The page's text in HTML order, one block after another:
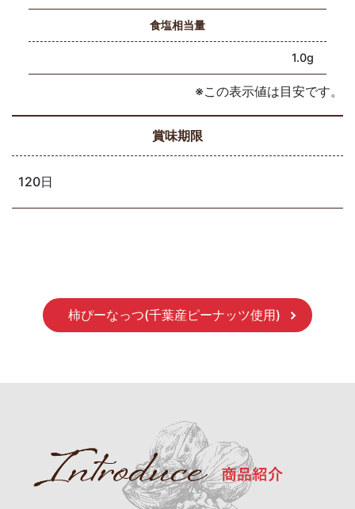
食塩相当量
1.0g
※この表示値は目安です。
賞味期限
120日
柿ぴーなっつ(千葉産ピーナッツ使用)